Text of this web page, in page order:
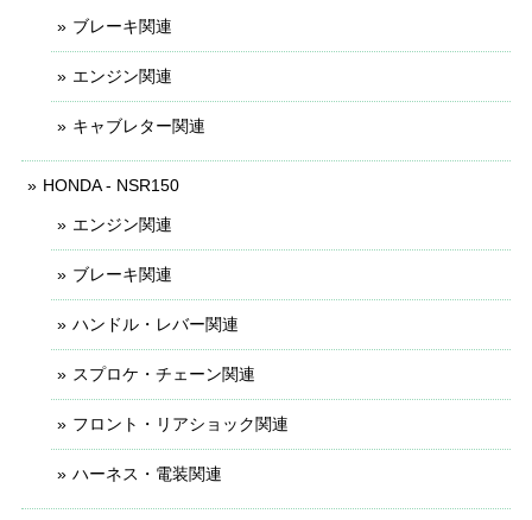
ブレーキ関連
エンジン関連
キャブレター関連
HONDA - NSR150
エンジン関連
ブレーキ関連
ハンドル・レバー関連
スプロケ・チェーン関連
フロント・リアショック関連
ハーネス・電装関連